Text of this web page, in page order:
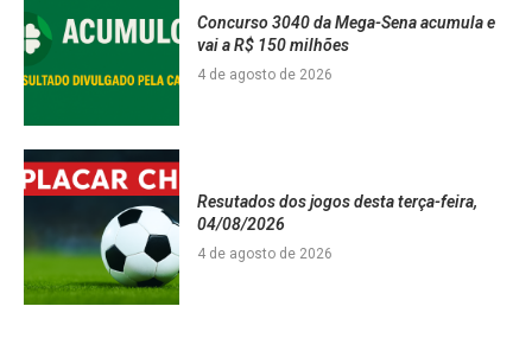
Concurso 3040 da Mega-Sena acumula e
vai a R$ 150 milhões
4 de agosto de 2026
Resutados dos jogos desta terça-feira,
04/08/2026
4 de agosto de 2026